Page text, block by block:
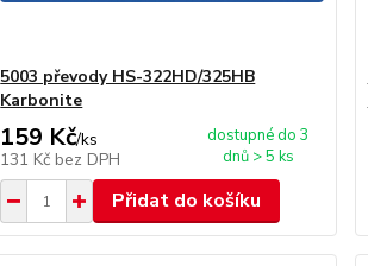
5003 převody HS-322HD/325HB
Karbonite
159 Kč/ks
131 Kč bez DPH
dostupné do 3
dnů > 5 ks
Přidat do košíku